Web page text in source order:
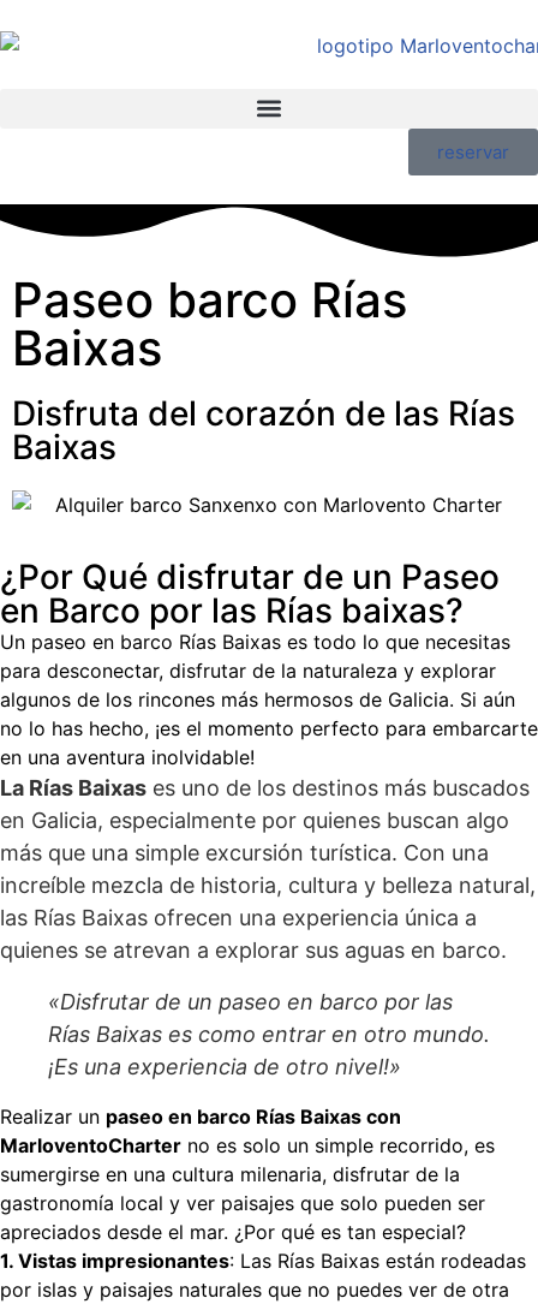
reservar
Paseo barco Rías
Baixas
Disfruta del corazón de las Rías
Baixas
¿Por Qué disfrutar de un Paseo
en Barco por las Rías baixas?
Un paseo en barco Rías Baixas es todo lo que necesitas
para desconectar, disfrutar de la naturaleza y explorar
algunos de los rincones más hermosos de Galicia. Si aún
no lo has hecho, ¡es el momento perfecto para embarcarte
en una aventura inolvidable!
La Rías Baixas es uno de los destinos más buscados
en Galicia, especialmente por quienes buscan algo
más que una simple excursión turística. Con una
increíble mezcla de historia, cultura y belleza natural,
las Rías Baixas ofrecen una experiencia única a
quienes se atrevan a explorar sus aguas en barco.
«Disfrutar de un paseo en barco por las
Rías Baixas es como entrar en otro mundo.
¡Es una experiencia de otro nivel!»
Realizar un paseo en barco Rías Baixas con
MarloventoCharter no es solo un simple recorrido, es
sumergirse en una cultura milenaria, disfrutar de la
gastronomía local y ver paisajes que solo pueden ser
apreciados desde el mar. ¿Por qué es tan especial?
1. Vistas impresionantes: Las Rías Baixas están rodeadas
por islas y paisajes naturales que no puedes ver de otra